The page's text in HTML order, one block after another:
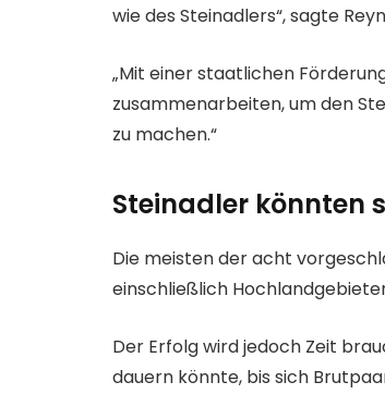
wie des Steinadlers“, sagte
„Mit einer staatlichen
zusammenarbeiten, um den
zu machen.“
Steinadler könnten
Die meisten der acht
einschließlich
Der Erfolg wird jedoch Zeit
dauern könnte, bis sich